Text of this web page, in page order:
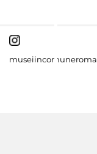
museiincomuneroma